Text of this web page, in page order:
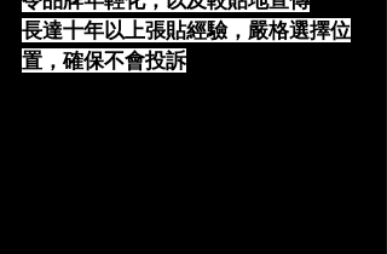
長達十年以上張貼經驗，嚴格選擇位
置，確保不會投訴